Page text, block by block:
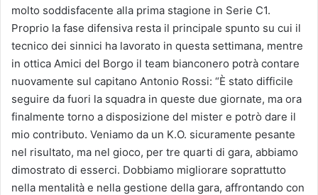
molto soddisfacente alla prima stagione in Serie C1.
Proprio la fase difensiva resta il principale spunto su cui il
tecnico dei sinnici ha lavorato in questa settimana, mentre
in ottica Amici del Borgo il team bianconero potrà contare
nuovamente sul capitano Antonio Rossi: “È stato difficile
seguire da fuori la squadra in queste due giornate, ma ora
finalmente torno a disposizione del mister e potrò dare il
mio contributo. Veniamo da un K.O. sicuramente pesante
nel risultato, ma nel gioco, per tre quarti di gara, abbiamo
dimostrato di esserci. Dobbiamo migliorare soprattutto
nella mentalità e nella gestione della gara, affrontando con